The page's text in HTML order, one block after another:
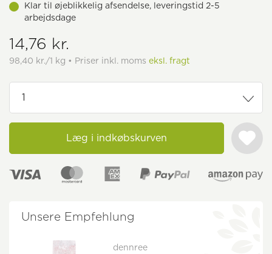
Klar til øjeblikkelig afsendelse, leveringstid 2-5
arbejdsdage
14,76 kr.
98,40 kr./1 kg • Priser inkl. moms eksl. fragt
Læg i indkøbskurven
Unsere Empfehlung
dennree